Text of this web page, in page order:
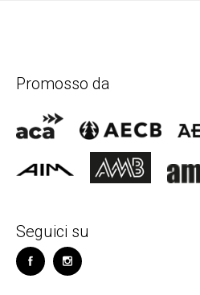
Promosso da
Seguici su